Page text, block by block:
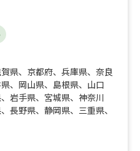
県、 京都府、 兵庫県、 奈良
、 岡山県、 島根県、 山口
、 岩手県、 宮城県、 神奈川
、 長野県、 静岡県、 三重県、